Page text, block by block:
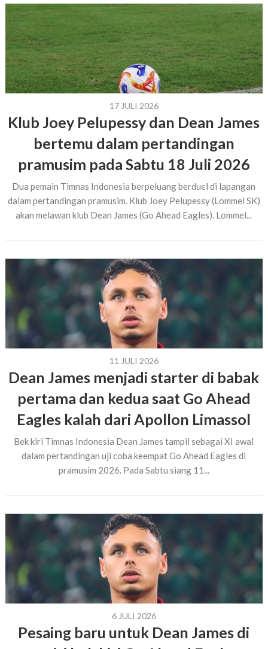
17 JULI 2026
Klub Joey Pelupessy dan Dean James
bertemu dalam pertandingan
pramusim pada Sabtu 18 Juli 2026
Dua pemain Timnas Indonesia berpeluang berduel di lapangan
dalam pertandingan pramusim. Klub Joey Pelupessy (Lommel SK)
akan melawan klub Dean James (Go Ahead Eagles). Lommel...
11 JULI 2026
Dean James menjadi starter di babak
pertama dan kedua saat Go Ahead
Eagles kalah dari Apollon Limassol
Bek kiri Timnas Indonesia Dean James tampil sebagai XI awal
dalam pertandingan uji coba keempat Go Ahead Eagles di
pramusim 2026. Pada Sabtu siang 11...
6 JULI 2026
Pesaing baru untuk Dean James di